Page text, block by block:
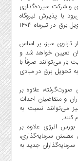
و شرکت سپرده‌گذاری
با پذیرش نیروگاه
مذکور، نخستین معامله برق در این بازار جهت تحویل برق در تیرماه ۱۴۰۳
تابلوی سبز، بر اساس
تعیین خواهد شد و
بار می‌توانند صرفاً با
تحویل برق در مبادی
صورت‌گرفته، علاوه بر
و متقاضیان احداث
می‌توانند نسبت به
کنند.
بورس انرژی علاوه بر
سرمایه‌گذاری،
جدید به